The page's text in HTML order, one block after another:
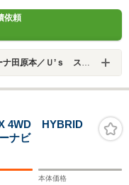
依頼
Ｕ’ｓ ステーション田原本
X 4WD HYBRID
ナビ
本体価格